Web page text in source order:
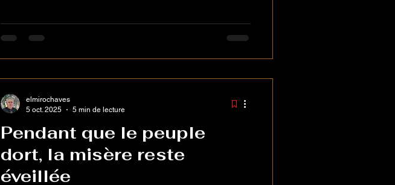
comme des souvenirs partagés, vivait un homme nommé
Elmiro. Il était né entre les échos de l’Angola et les
silences du Portugal, et portait dans son regard
Pendant que le peuple
dort, la misère reste
éveillée
elmirochaves
5 oct. 2025
5 min de lecture